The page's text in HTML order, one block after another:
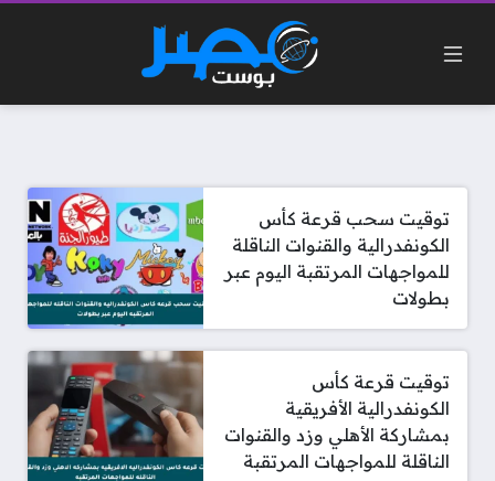
توقيت سحب قرعة كأس
الكونفدرالية والقنوات الناقلة
للمواجهات المرتقبة اليوم عبر
بطولات
توقيت قرعة كأس
الكونفدرالية الأفريقية
بمشاركة الأهلي وزد والقنوات
الناقلة للمواجهات المرتقبة